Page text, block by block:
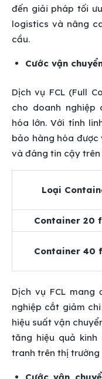
đến giải pháp tối
logistics và nâng
cầu.
Cước vận
Dịch vụ FCL (Full
cho doanh nghiệp
hóa lớn. Với tính
bảo hàng hóa được
và đáng tin cậy
Loại
Container 20
Container 40
Dịch vụ FCL
nghiệp cắt giảm
hiệu suất vận
tăng hiệu quả
tranh trên thị trường